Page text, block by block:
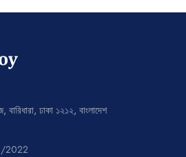
ঢাকা ১২১২, বাংলাদেশ
2022